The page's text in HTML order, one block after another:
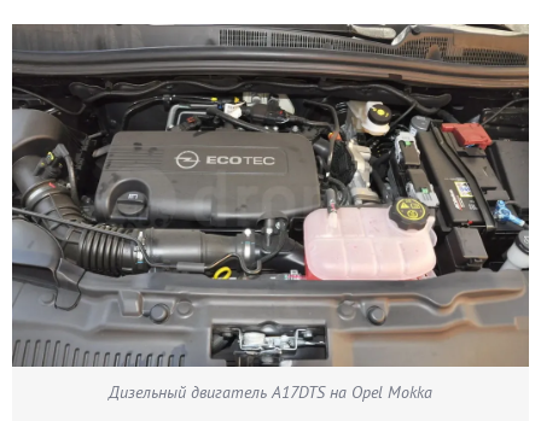
Дизельный двигатель A17DTS на Opel Mokka